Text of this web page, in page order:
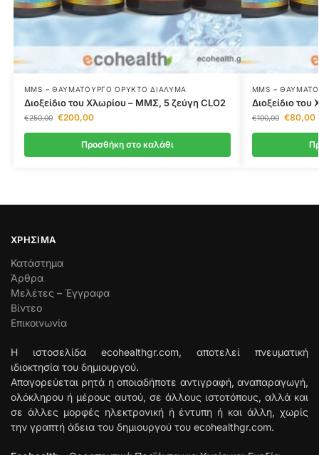
MMS – ΘΑΥΜΑΤΟΥΡΓΌ ΟΡΥΚΤΌ ΔΙΆΛΥΜΑ
Διοξείδιο του Χλωρίου – ΜΜΣ, 5 ζεύγη CLO2
€250,00 €200,00
Προσθήκη στο καλάθι
MMS –
Διοξείδιο
€100,00 €80,00
ΧΡΉΣΙΜΑ
Κατάστημα
Άρθρα
Μελέτες – Έγγραφα
Βίντεο
Επικοινωνία
Η ιστοσελίδα ecohealthgr.com, αποτελεί πνευματική
ιδιοκτησία του δημιουργού.
Απαγορεύεται ρητά η οποιαδήποτε αντιγραφή, αναπαραγωγή,
ολόκληρου ή μέρους αυτού, σε άλλους ιστοτόπους, αλλά και
σε άλλες μορφές ηλεκτρονική ή έντυπη ή και άλλη, χωρίς
την γραπτή άδεια του δημιουργού του ecohealthgr.com.